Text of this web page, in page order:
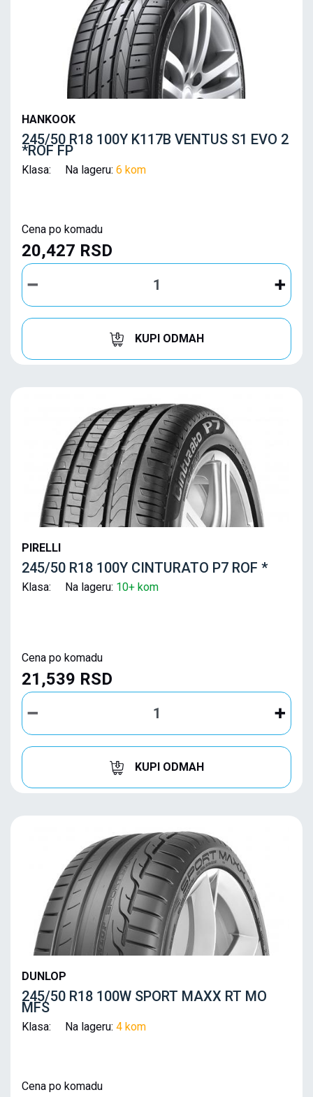
HANKOOK
245/50 R18 100Y K117B VENTUS S1 EVO 2
*ROF FP
Klasa: Na lageru: 6 kom
Cena po komadu
20,427 RSD
KUPI ODMAH
PIRELLI
245/50 R18 100Y CINTURATO P7 ROF *
Klasa: Na lageru: 10+ kom
Cena po komadu
21,539 RSD
KUPI ODMAH
DUNLOP
245/50 R18 100W SPORT MAXX RT MO
MFS
Klasa: Na lageru: 4 kom
Cena po komadu